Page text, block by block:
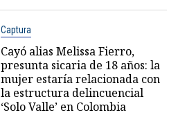
Captura
Cayó alias Melissa Fierro,
presunta sicaria de 18 años: la
mujer estaría relacionada con
la estructura delincuencial
‘Solo Valle’ en Colombia